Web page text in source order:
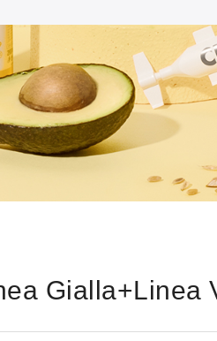
Gialla+Linea